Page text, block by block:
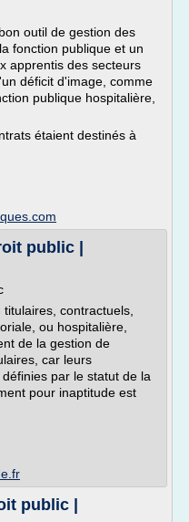
outil de gestion des
fonction publique et un
apprentis des secteurs
déficit d'image, comme
publique hospitalière,
étaient destinés à
public |
contractuels,
ou hospitalière,
de la gestion de
car leurs
par le statut de la
pour inaptitude est
public |